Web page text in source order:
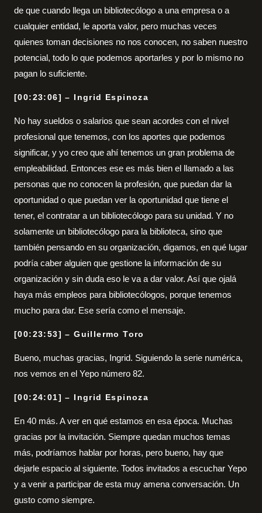
de que cuando llega un bibliotecólogo a una empresa o a
cualquier entidad, le aporta valor, pero muchas veces
quienes toman decisiones no nos conocen, no saben nuestro
potencial, todo lo que podemos aportarles y por lo mismo no
pagan lo suficiente.
[00:23:06] – Ingrid Espinoza
No hay sueldos o salarios que sean acordes con el nivel
profesional que tenemos, con los aportes que podemos
significar, y yo creo que ahí tenemos un gran problema de
empleabilidad. Entonces ese es más bien el llamado a las
personas que no conocen la profesión, que puedan dar la
oportunidad o que puedan ver la oportunidad que tiene el
tener, el contratar a un bibliotecólogo para su unidad. Y no
solamente un bibliotecólogo para la biblioteca, sino que
también pensando en su organización, digamos, en qué lugar
podría caber alguien que gestione la información de su
organización y sin duda eso le va a dar valor. Así que ojalá
haya más empleos para bibliotecólogos, porque tenemos
mucho para dar. Ese sería como el mensaje.
[00:23:53] – Guillermo Toro
Bueno, muchas gracias, Ingrid. Siguiendo la serie numérica,
nos vemos en el Yepo número 82.
[00:24:01] – Ingrid Espinoza
En 40 más. A ver en qué estamos en esa época. Muchas
gracias por la invitación. Siempre quedan muchos temas
más, podríamos hablar por horas, pero bueno, hay que
dejarle espacio al siguiente. Todos invitados a escuchar Yepo
y a venir a participar de esta muy amena conversación. Un
gusto como siempre.